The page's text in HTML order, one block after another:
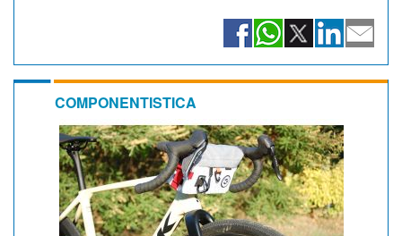
COMPONENTISTICA